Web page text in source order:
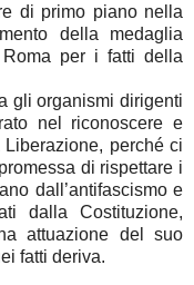
di primo piano nella
della medaglia
per i fatti della
gli organismi dirigenti
nel riconoscere e
Liberazione, perché ci
di rispettare i
dall’antifascismo e
dalla Costituzione,
attuazione del suo
fatti deriva.